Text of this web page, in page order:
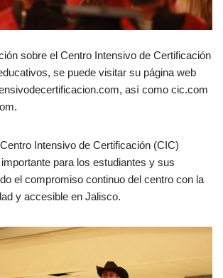
sobre el Centro Intensivo de Certificación
se puede visitar su página web
así como cic.com
Intensivo de Certificación (CIC)
para los estudiantes y sus
el compromiso continuo del centro con la
y accesible en Jalisco.